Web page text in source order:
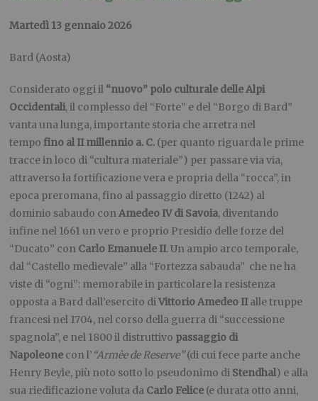
Martedì 13 gennaio 2026
Bard (Aosta)
Considerato oggi il “nuovo” polo culturale delle Alpi
Occidentali, il complesso del “Forte” e del “Borgo di Bard”
vanta una lunga, importante storia che arretra nel
tempofino al II millennio a. C. (per quanto riguarda le prime
tracce in loco di “cultura materiale”) per passare via via,
attraverso la fortificazione vera e propria della “rocca”, in
epoca preromana, fino al passaggio diretto (1242) al
dominio sabaudo conAmedeo IV di Savoia, diventando
infine nel 1661 un vero e proprio Presidio delle forze del
“Ducato” con Carlo Emanuele II. Un ampio arco temporale,
dal “Castello medievale” alla “Fortezza sabauda” che ne ha
viste di “ogni”: memorabile in particolare la resistenza
opposta a Bard dall’esercito diVittorio Amedeo IIalle truppe
francesi nel 1704, nel corso della guerra di “successione
spagnola”, e nel 1800 il distruttivo passaggio di
Napoleone con l’ “Armèe de Reserve”(di cui fece parte anche
Henry Beyle, più noto sotto lo pseudonimo di Stendhal) e alla
sua riedificazione voluta da Carlo Felice (e durata otto anni,